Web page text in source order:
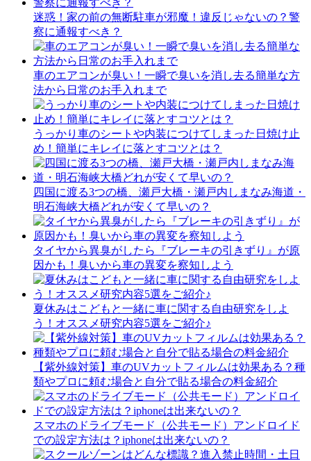
迷惑！家の前の無断駐車が邪魔！違反じゃないの？警
察に通報すべき？
車のエアコンが臭い！一瞬で臭いを消し去る簡単な方
法から日常のお手入れまで
うっかり車のシートや内装につけてしまった日焼け止
め！簡単にキレイに落とすコツとは？
四国に渡る3つの橋、瀬戸大橋・瀬戸内しまなみ海道・
明石海峡大橋どれが安くて早いの？
タイヤから異臭がしたら『ブレーキの引きずり』が原
因かも！臭いから車の異変を察知しよう
夏休みはこどもと一緒に車に関する自由研究をしよ
う！オススメ研究内容5選をご紹介♪
【紫外線対策】車のUVカットフィルムは効果ある？種
類やプロに頼む場合と自分で貼る場合の料金紹介
スマホのドライブモード（公共モード）アンドロイド
での設定方法は？iphoneは出来ないの？